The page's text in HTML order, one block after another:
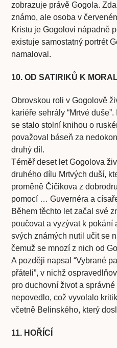
zobrazuje právě Gogola.
známo, ale osoba v
Kristu je Gogolovi nápadně
existuje samostatný portrét
namaloval.
10. OD SATIRIKŮ K
Obrovskou roli v Gogolově
kariéře sehrály “Mrtvé
se stalo stolní knihou o
považoval báseň za
druhý díl.
Téměř deset let Gogolova
druhého dílu Mrtvých duší,
proměně Čičikova z
pomocí … Guvernéra a
Během těchto let začal své
poučovat a vyzývat k pokání
svých známých nutil učit se
čemuž se mnozí z nich od
A později napsal “Vybrané
přáteli”, v nichž
pro duchovní život a
nepovedlo, což vyvolalo
včetně Belinského, který
11. HOŘÍCÍ